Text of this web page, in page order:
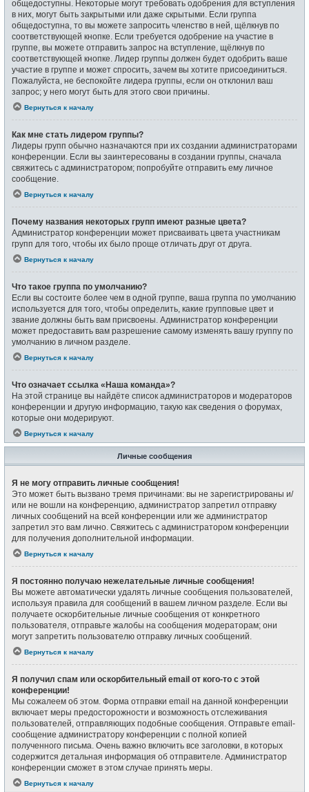
общедоступны. Некоторые могут требовать одобрения для вступления
в них, могут быть закрытыми или даже скрытыми. Если группа
общедоступна, то вы можете запросить членство в ней, щёлкнув по
соответствующей кнопке. Если требуется одобрение на участие в
группе, вы можете отправить запрос на вступление, щёлкнув по
соответствующей кнопке. Лидер группы должен будет одобрить ваше
участие в группе и может спросить, зачем вы хотите присоединиться.
Пожалуйста, не беспокойте лидера группы, если он отклонил ваш
запрос; у него могут быть для этого свои причины.
Вернуться к началу
Как мне стать лидером группы?
Лидеры групп обычно назначаются при их создании администраторами
конференции. Если вы заинтересованы в создании группы, сначала
свяжитесь с администратором; попробуйте отправить ему личное
сообщение.
Вернуться к началу
Почему названия некоторых групп имеют разные цвета?
Администратор конференции может присваивать цвета участникам
групп для того, чтобы их было проще отличать друг от друга.
Вернуться к началу
Что такое группа по умолчанию?
Если вы состоите более чем в одной группе, ваша группа по умолчанию
используется для того, чтобы определить, какие групповые цвет и
звание должны быть вам присвоены. Администратор конференции
может предоставить вам разрешение самому изменять вашу группу по
умолчанию в личном разделе.
Вернуться к началу
Что означает ссылка «Наша команда»?
На этой странице вы найдёте список администраторов и модераторов
конференции и другую информацию, такую как сведения о форумах,
которые они модерируют.
Вернуться к началу
Личные сообщения
Я не могу отправить личные сообщения!
Это может быть вызвано тремя причинами: вы не зарегистрированы и/
или не вошли на конференцию, администратор запретил отправку
личных сообщений на всей конференции или же администратор
запретил это вам лично. Свяжитесь с администратором конференции
для получения дополнительной информации.
Вернуться к началу
Я постоянно получаю нежелательные личные сообщения!
Вы можете автоматически удалять личные сообщения пользователей,
используя правила для сообщений в вашем личном разделе. Если вы
получаете оскорбительные личные сообщения от конкретного
пользователя, отправьте жалобы на сообщения модераторам; они
могут запретить пользователю отправку личных сообщений.
Вернуться к началу
Я получил спам или оскорбительный email от кого-то с этой
конференции!
Мы сожалеем об этом. Форма отправки email на данной конференции
включает меры предосторожности и возможность отслеживания
пользователей, отправляющих подобные сообщения. Отправьте email-
сообщение администратору конференции с полной копией
полученного письма. Очень важно включить все заголовки, в которых
содержится детальная информация об отправителе. Администратор
конференции сможет в этом случае принять меры.
Вернуться к началу